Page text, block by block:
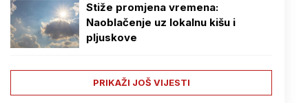
Stiže promjena vremena:
Naoblačenje uz lokalnu kišu i
pljuskove
PRIKAŽI JOŠ VIJESTI